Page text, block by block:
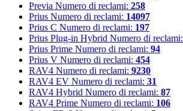
Previa Numero di reclami: 258
Prius Numero di reclami: 14097
Prius C Numero di reclami: 197
Prius Plug-in Hybrid Numero di reclami:
Prius Prime Numero di reclami: 94
Prius V Numero di reclami: 454
RAV4 Numero di reclami: 9230
RAV4 EV Numero di reclami: 31
RAV4 Hybrid Numero di reclami: 87
RAV4 Prime Numero di reclami: 106